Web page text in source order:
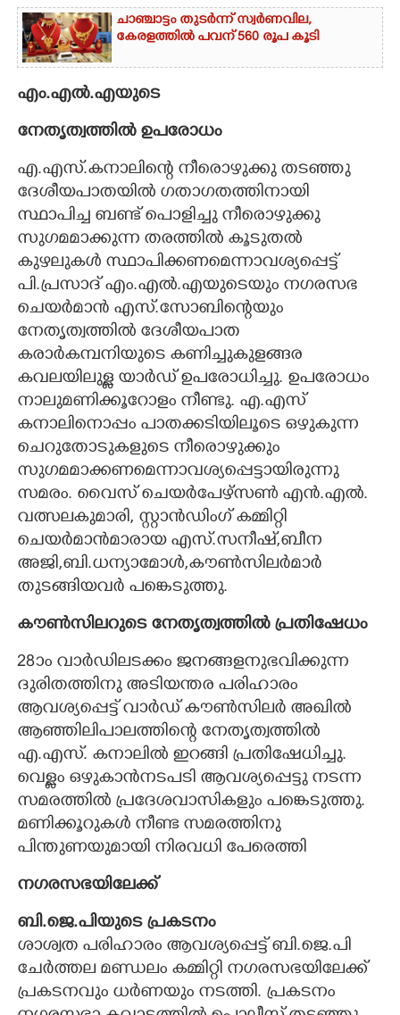
ചാഞ്ചാട്ടം തുടർന്ന് സ്വർണവില,
കേരളത്തിൽ പവന് 560 രൂപ കൂടി
എം.എൽ.എയുടെ
നേതൃത്വത്തിൽ ഉപരോധം
എ.എസ്.കനാലിന്റെ നീരൊഴുക്കു തടഞ്ഞു
ദേശീയപാതയിൽ ഗതാഗതത്തിനായി
സ്ഥാപിച്ച ബണ്ട് പൊളിച്ചു നീരൊഴുക്കു
സുഗമമാക്കുന്ന തരത്തിൽ കൂടുതൽ
കുഴലുകൾ സ്ഥാപിക്കണമെന്നാവശ്യപ്പെട്ട്
പി.പ്രസാദ് എം.എൽ.എയുടെയും നഗരസഭ
ചെയർമാൻ എസ്.സോബിന്റെയും
നേതൃത്വത്തിൽ ദേശീയപാത
കരാർകമ്പനിയുടെ കണിച്ചുകുളങ്ങര
കവലയിലുള്ള യാർഡ് ഉപരോധിച്ചു. ഉപരോധം
നാലുമണിക്കൂറോളം നീണ്ടു. എ.എസ്
കനാലിനൊപ്പം പാതക്കടിയിലൂടെ ഒഴുകുന്ന
ചെറുതോടുകളുടെ നീരൊഴുക്കും
സുഗമമാക്കണമെന്നാവശ്യപ്പെട്ടായിരുന്നു
സമരം. വൈസ് ചെയർപേഴ്സൺ എൻ.എൽ.
വത്സലകുമാരി, സ്റ്റാൻഡിംഗ് കമ്മിറ്റി
ചെയർമാൻമാരായ എസ്.സനീഷ്,ബീന
അജി,ബി.ധന്യാമോൾ,കൗൺസിലർമാർ
തുടങ്ങിയവർ പങ്കെടുത്തു.
കൗൺസിലറുടെ നേതൃത്വത്തിൽ പ്രതിഷേധം
28ാം വാർഡിലടക്കം ജനങ്ങളനുഭവിക്കുന്ന
ദുരിതത്തിനു അടിയന്തര പരിഹാരം
ആവശ്യപ്പെട്ട് വാർഡ് കൗൺസിലർ അഖിൽ
ആഞ്ഞിലിപാലത്തിന്റെ നേതൃത്വത്തിൽ
എ.എസ്. കനാലിൽ ഇറങ്ങി പ്രതിഷേധിച്ചു.
വെള്ളം ഒഴുകാൻനടപടി ആവശ്യപ്പെട്ടു നടന്ന
സമരത്തിൽ പ്രദേശവാസികളും പങ്കെടുത്തു.
മണിക്കൂറുകൾ നീണ്ട സമരത്തിനു
പിന്തുണയുമായി നിരവധി പേരെത്തി
നഗരസഭയിലേക്ക്
ബി.ജെ.പിയുടെ പ്രകടനം
ശാശ്വത പരിഹാരം ആവശ്യപ്പെട്ട് ബി.ജെ.പി
ചേർത്തല മണ്ഡലം കമ്മിറ്റി നഗരസഭയിലേക്ക്
പ്രകടനവും ധർണയും നടത്തി. പ്രകടനം